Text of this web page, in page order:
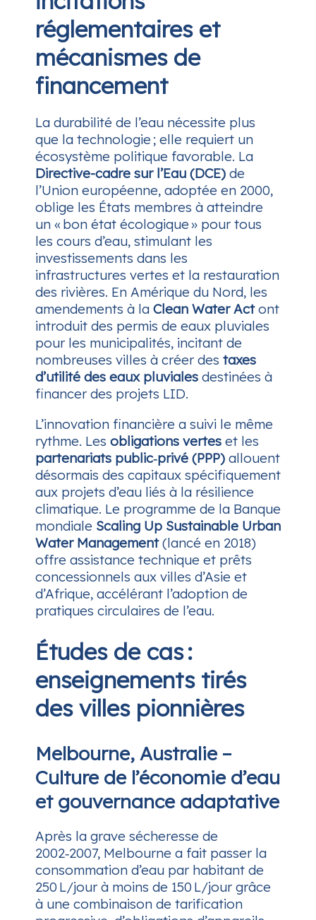
réglementaires et
mécanismes de
financement
La durabilité de l’eau nécessite plus
que la technologie ; elle requiert un
écosystème politique favorable. La
Directive-cadre sur l’Eau (DCE) de
l’Union européenne, adoptée en 2000,
oblige les États membres à atteindre
un « bon état écologique » pour tous
les cours d’eau, stimulant les
investissements dans les
infrastructures vertes et la restauration
des rivières. En Amérique du Nord, les
amendements à la Clean Water Actont
introduit des permis de eaux pluviales
pour les municipalités, incitant de
nombreuses villes à créer des taxes
d’utilité des eaux pluviales destinées à
financer des projets LID.
L’innovation financière a suivi le même
rythme. Les obligations vertes et les
partenariats public‑privé (PPP) allouent
désormais des capitaux spécifiquement
aux projets d’eau liés à la résilience
climatique. Le programme de la Banque
mondiale Scaling Up Sustainable Urban
Water Management(lancé en 2018)
offre assistance technique et prêts
concessionnels aux villes d’Asie et
d’Afrique, accélérant l’adoption de
pratiques circulaires de l’eau.
Études de cas :
enseignements tirés
des villes pionnières
Melbourne, Australie –
Culture de l’économie d’eau
et gouvernance adaptative
Après la grave sécheresse de
2002‑2007, Melbourne a fait passer la
consommation d’eau par habitant de
250 L/jour à moins de 150 L/jour grâce
à une combinaison de tarification